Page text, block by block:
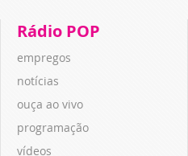
Rádio POP
empregos
notícias
ouça ao vivo
programação
vídeos